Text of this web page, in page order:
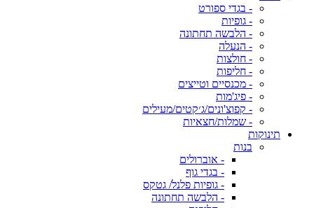
- בגדי ספורט
- גופיות
- הלבשה תחתונה
- הנעלה
- חולצות
- חליפות
- מכנסיים וטייצים
- פיג'מות
- קפוצ'ונים/ג׳קטים/מעילים
- שמלות/חצאיות
תינוקות
בנות
- אוברולים
- בגדי גוף
- גופיות פלנל/ גטקס
- הלבשה תחתונה